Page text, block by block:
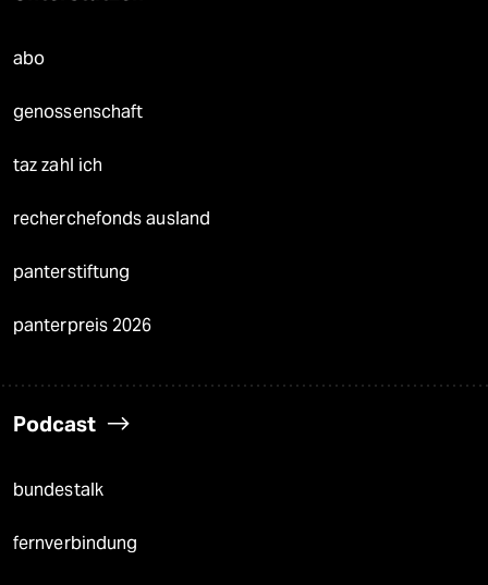
abo
genossenschaft
taz zahl ich
recherchefonds ausland
panterstiftung
panterpreis 2026
Podcast
bundestalk
fernverbindung